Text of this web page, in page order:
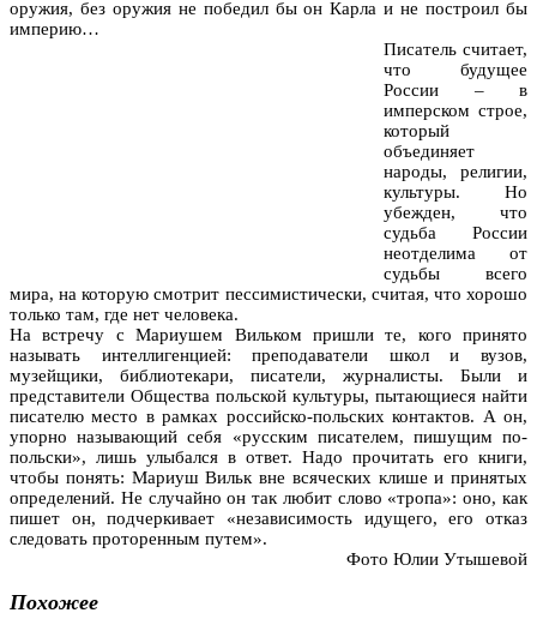
оружия, без оружия не победил бы он Карла и не построил бы
империю…
Писатель считает,
что будущее
России – в
имперском строе,
который
объединяет
народы, религии,
культуры. Но
убежден, что
судьба России
неотделима от
судьбы всего
мира, на которую смотрит пессимистически, считая, что хорошо
только там, где нет человека.
На встречу с Мариушем Вильком пришли те, кого принято
называть интеллигенцией: преподаватели школ и вузов,
музейщики, библиотекари, писатели, журналисты. Были и
представители Общества польской культуры, пытающиеся найти
писателю место в рамках российско-польских контактов. А он,
упорно называющий себя «русским писателем, пишущим по-
польски», лишь улыбался в ответ. Надо прочитать его книги,
чтобы понять: Мариуш Вильк вне всяческих клише и принятых
определений. Не случайно он так любит слово «тропа»: оно, как
пишет он, подчеркивает «независимость идущего, его отказ
следовать проторенным путем».
Фото Юлии Утышевой
Похожее